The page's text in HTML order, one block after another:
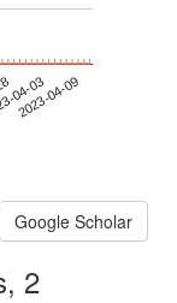
04-03
2023-04-09
Google Scholar
2